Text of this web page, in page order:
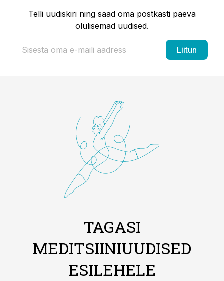
Telli uudiskiri ning saad oma postkasti päeva
olulisemad uudised.
Liitun
TAGASI
MEDITSIINIUUDISED
ESILEHELE